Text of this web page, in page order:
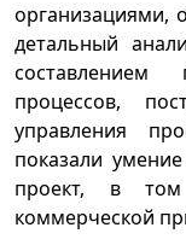
организациями,
детальный
составлением
процессов,
управления
показали
проект, в
коммерческой